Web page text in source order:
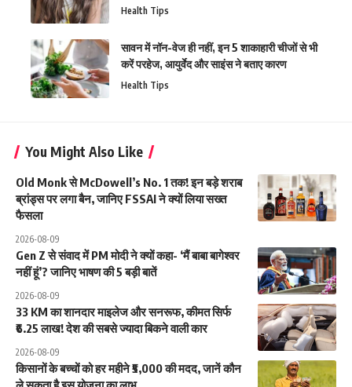
Health Tips
सावन में नॉन-वेज ही नहीं, इन 5 शाकाहारी चीजों से भी
करें परहेज, आयुर्वेद और साइंस ने बताए कारण
Health Tips
You Might Also Like
Old Monk से McDowell’s No. 1 तक! इन बड़े शराब
ब्रांड्स पर लगा बैन, जानिए FSSAI ने क्यों लिया सख्त
फैसला
2026-08-09
Gen Z से संवाद में PM मोदी ने क्यों कहा- ‘मैं बाबा बागेश्वर
नहीं हूं’? जानिए भाषण की 5 बड़ी बातें
2026-08-09
33 KM का शानदार माइलेज और सनरूफ, कीमत सिर्फ
₹6.25 लाख! देश की सबसे ज्यादा बिकने वाली कार
2026-08-09
किसानों के बच्चों को हर महीने ₹5,000 की मदद, जानें कौन